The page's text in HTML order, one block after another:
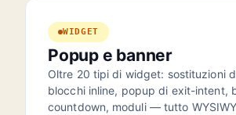
WIDGET
Popup e banner
Oltre 20 tipi di widget: sostituzioni
blocchi inline, popup di exit-intent,
countdown, moduli — tutto